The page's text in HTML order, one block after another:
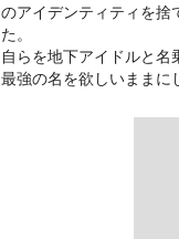
のアイデンティティを捨
た。
自らを地下アイドルと
最強の名を欲しいままに